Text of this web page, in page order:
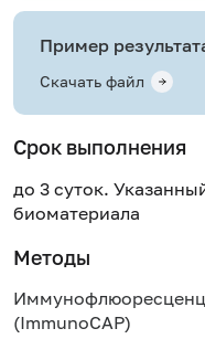
Пример
Скачать файл
Срок выполнения
до 3 суток.
биоматериала
Методы
(ImmunoCAP)